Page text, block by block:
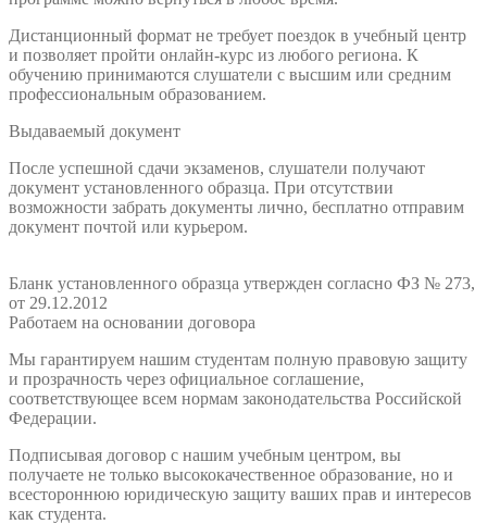
Дистанционный формат не требует поездок в учебный центр
и позволяет пройти онлайн-курс из любого региона. К
обучению принимаются слушатели с высшим или средним
профессиональным образованием.
Выдаваемый документ
После успешной сдачи экзаменов, слушатели получают
документ установленного образца. При отсутствии
возможности забрать документы лично, бесплатно отправим
документ почтой или курьером.
Бланк установленного образца утвержден согласно ФЗ № 273,
от 29.12.2012
Работаем на основании договора
Мы гарантируем нашим студентам полную правовую защиту
и прозрачность через официальное соглашение,
соответствующее всем нормам законодательства Российской
Федерации.
Подписывая договор с нашим учебным центром, вы
получаете не только высококачественное образование, но и
всестороннюю юридическую защиту ваших прав и интересов
как студента.